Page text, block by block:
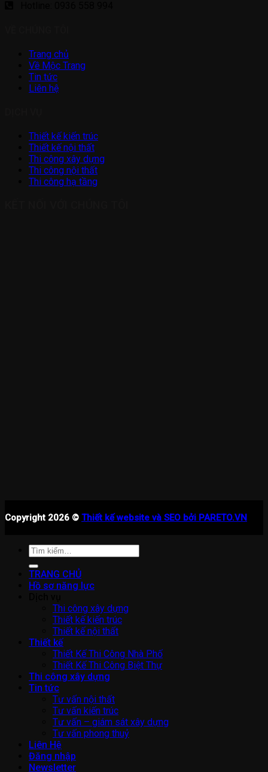
Trang chủ
Về Mộc Trang
Tin tức
Liên hệ
Thiết kế kiến trúc
Thiết kế nội thất
Thi công xây dựng
Thi công nội thất
Thi công hạ tầng
Copyright 2026 © Thiết kế website và SEO bởi PARETO.VN
Tìm
kiếm:
TRANG CHỦ
Hồ sơ năng lực
Thi công xây dựng
Thiết kế kiến trúc
Thiết kế nội thất
Thiết kế
Thiết Kế Thi Công Nhà Phố
Thiết Kế Thi Công Biệt Thự
Thi công xây dựng
Tin tức
Tư vấn nội thất
Tư vấn kiến trúc
Tư vấn – giám sát xây dựng
Tư vấn phong thuỷ
Liên Hệ
Đăng nhập
Newsletter